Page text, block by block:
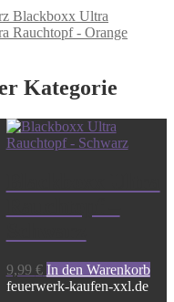
Blackboxx Ultra
Kategorie
9,99 € In den Warenkorb
feuerwerk-kaufen-xxl.de